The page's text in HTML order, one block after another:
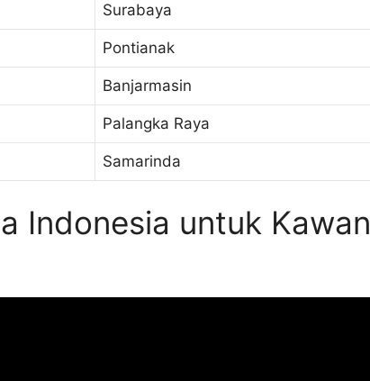
Surabaya
Pontianak
Banjarmasin
Palangka Raya
Samarinda
Indonesia untuk Kawan